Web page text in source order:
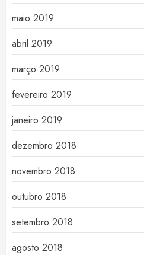
maio 2019
abril 2019
março 2019
fevereiro 2019
janeiro 2019
dezembro 2018
novembro 2018
outubro 2018
setembro 2018
agosto 2018